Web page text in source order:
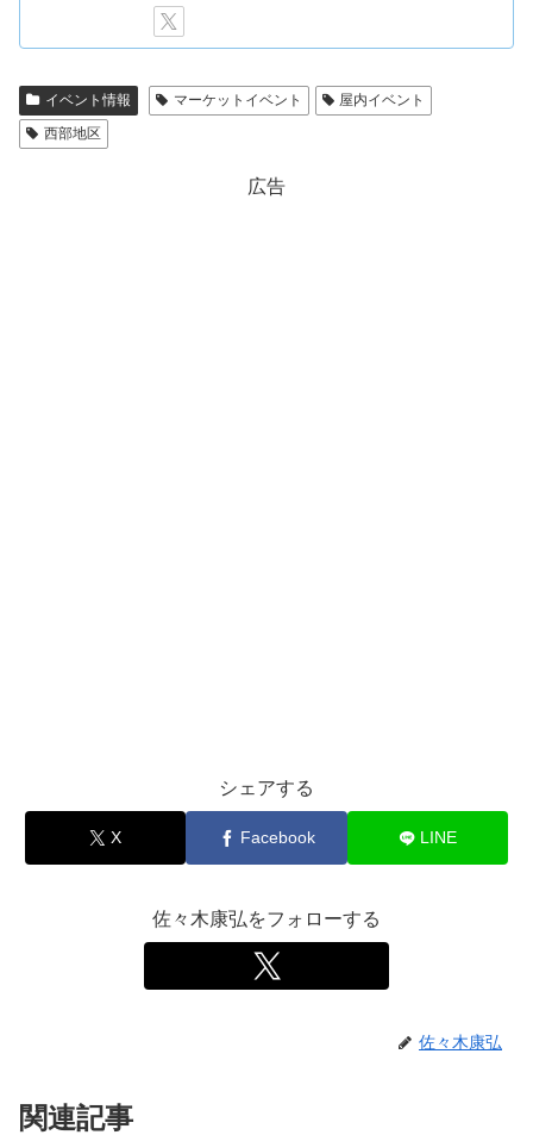
イベント情報 マーケットイベント
屋内イベント
西部地区
広告
シェアする
X Facebook LINE
佐々木康弘をフォローする
佐々木康弘
関連記事